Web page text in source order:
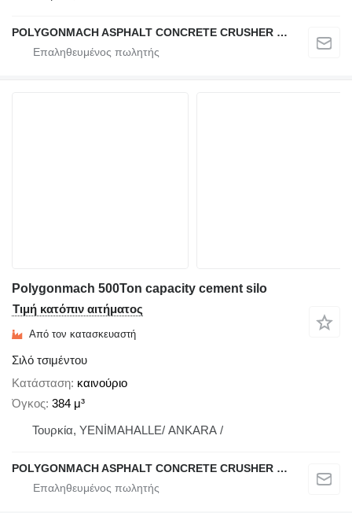
POLYGONMACH ASPHALT CONCRETE CRUSHER SYSTEMS
Polygonmach 500Ton capacity cement silo
Τιμή κατόπιν αιτήματος
Από τον κατασκευαστή
Σιλό τσιμέντου
Κατάσταση καινούριο
Όγκος 384 μ³
Τουρκία, YENİMAHALLE/ ANKARA /
POLYGONMACH ASPHALT CONCRETE CRUSHER SYSTEMS